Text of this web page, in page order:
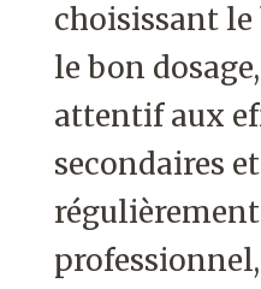
choisissant
le bon
attentif aux
secondaires